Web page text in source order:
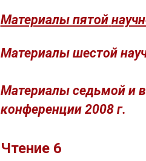
Материалы пятой
Материалы шестой
Материалы седьмой и
конференции 2008 г.
Чтение 6